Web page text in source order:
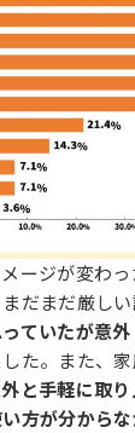
ージが変わ
だまだ厳し
ていたが意外
た。また、
外と手軽に取
い方が分から